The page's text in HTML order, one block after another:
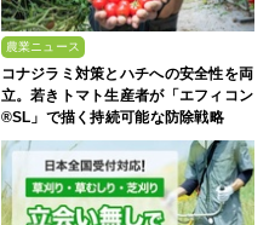
農業ニュース
コナジラミ対策とハチへの安全性を両
立。若きトマト生産者が「エフィコン
®SL」で描く持続可能な防除戦略